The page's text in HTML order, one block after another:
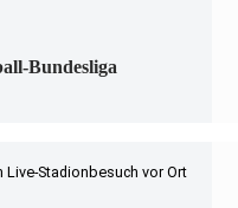
Bundesliga
Live-Stadionbesuch vor Ort